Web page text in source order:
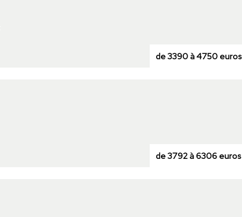
de 3390 à 4750 euros
de 3792 à 6306 euros